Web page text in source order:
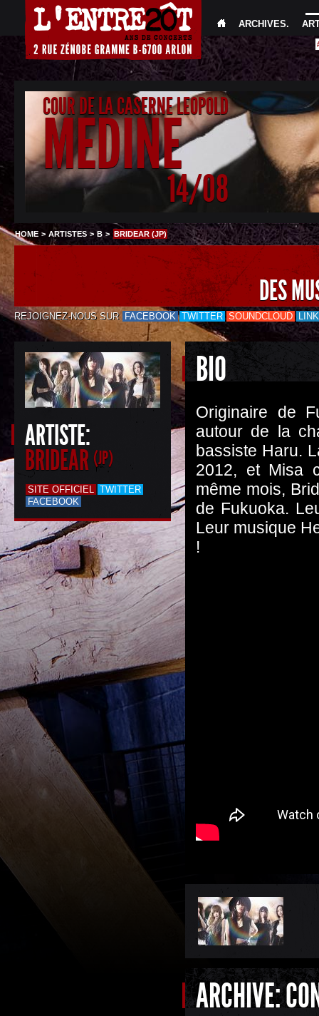
ARCHIVES.
COUR DE LA CASERNE LEOPOLD
MEDINE
14/08
HOME > ARTISTES > B > BRIDEAR (JP)
DES
REJOIGNEZ-NOUS SUR FACEBOOK TWITTER SOUNDCLOUD
ARTISTE:
BRIDEAR (JP)
SITE OFFICIEL TWITTER
FACEBOOK
BIO
Originaire de
autour de la
bassiste Haru.
2012, et Misa
même mois,
de Fukuoka.
Leur musique
!
ARCHIVE: